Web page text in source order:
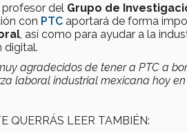
profesor del Grupo de
con PTC aportará de forma
, así como para ayudar a la
digital.
agradecidos de tener a PTC a
laboral industrial mexicana hoy en
QUERRÁS LEER TAMBIÉN: